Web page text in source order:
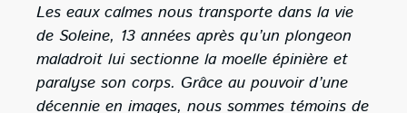
Les eaux calmes nous transporte dans la vie
de Soleine, 13 années après qu’un plongeon
maladroit lui sectionne la moelle épinière et
paralyse son corps. Grâce au pouvoir d’une
décennie en images, nous sommes témoins de